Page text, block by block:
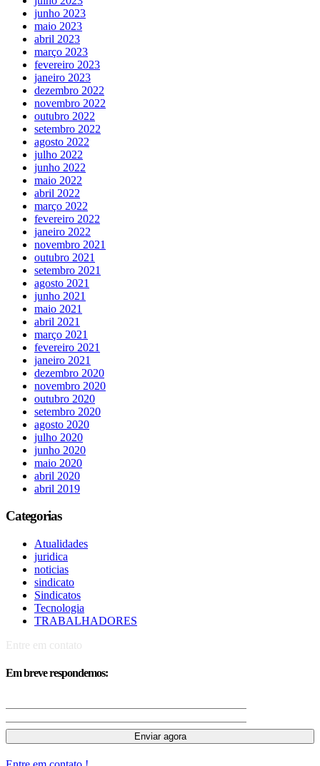
junho 2023
maio 2023
abril 2023
março 2023
fevereiro 2023
janeiro 2023
dezembro 2022
novembro 2022
outubro 2022
setembro 2022
agosto 2022
julho 2022
junho 2022
maio 2022
abril 2022
março 2022
fevereiro 2022
janeiro 2022
novembro 2021
outubro 2021
setembro 2021
agosto 2021
junho 2021
maio 2021
abril 2021
março 2021
fevereiro 2021
janeiro 2021
dezembro 2020
novembro 2020
outubro 2020
setembro 2020
agosto 2020
julho 2020
junho 2020
maio 2020
abril 2020
abril 2019
Categorias
Atualidades
juridica
noticias
sindicato
Sindicatos
Tecnologia
TRABALHADORES
Entre em contato
Em breve respondemos: